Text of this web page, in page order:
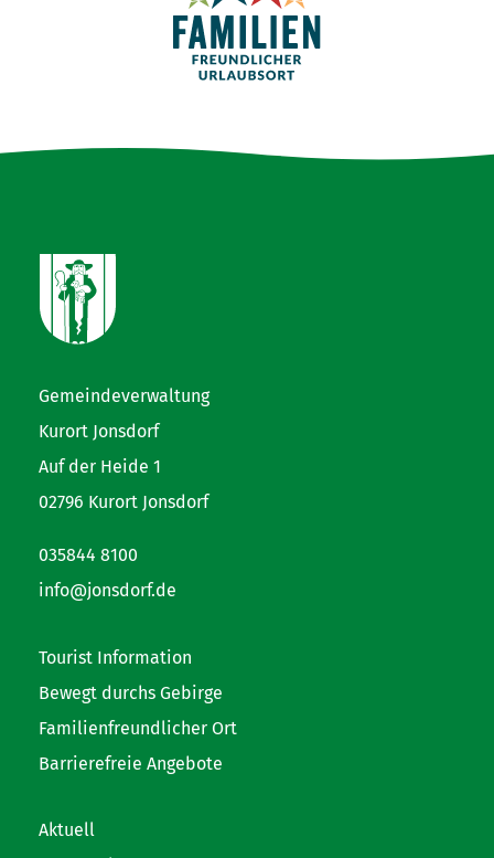
Gemeindeverwaltung
Kurort Jonsdorf
Auf der Heide 1
02796 Kurort Jonsdorf
035844 8100
info@jonsdorf.de
Tourist Information
Bewegt durchs Gebirge
Familienfreundlicher Ort
Barrierefreie Angebote
Aktuell